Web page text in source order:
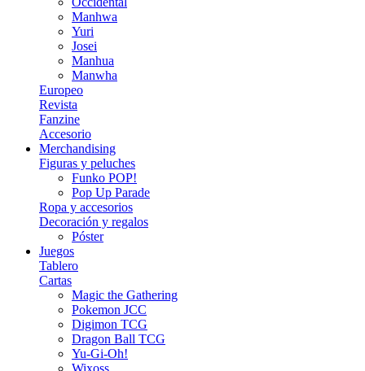
Manhwa
Yuri
Josei
Manhua
Manwha
Europeo
Revista
Fanzine
Accesorio
Merchandising
Figuras y peluches
Funko POP!
Pop Up Parade
Ropa y accesorios
Decoración y regalos
Póster
Juegos
Tablero
Cartas
Magic the Gathering
Pokemon JCC
Digimon TCG
Dragon Ball TCG
Yu-Gi-Oh!
Wixoss